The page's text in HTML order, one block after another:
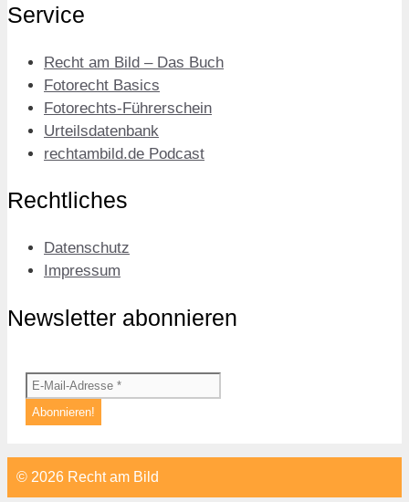
Service
Recht am Bild – Das Buch
Fotorecht Basics
Fotorechts-Führerschein
Urteilsdatenbank
rechtambild.de Podcast
Rechtliches
Datenschutz
Impressum
Newsletter abonnieren
© 2026 Recht am Bild